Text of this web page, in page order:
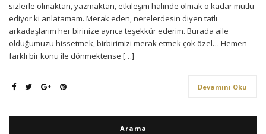
sizlerle olmaktan, yazmaktan, etkileşim halinde olmak o kadar mutlu
ediyor ki anlatamam. Merak eden, nerelerdesin diyen tatlı
arkadaşlarım her birinize ayrıca teşekkür ederim. Burada aile
olduğumuzu hissetmek, birbirimizi merak etmek çok özel… Hemen
farklı bir konu ile dönmektense […]
Devamını Oku
Arama